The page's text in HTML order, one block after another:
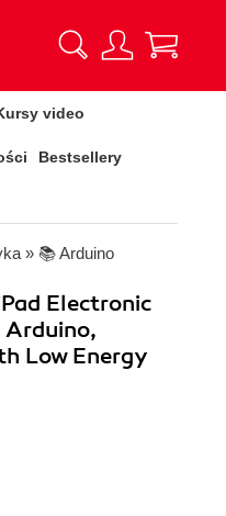
video
Bestsellery
» 📚 Arduino
Electronic
Arduino,
Low Energy